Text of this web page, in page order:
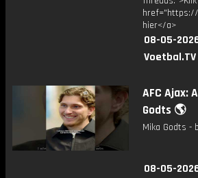
hier</a>
08-05-
Voetbal.TV
AFC Ajax:
Godts 🌎
Mika Godts -
08-05-